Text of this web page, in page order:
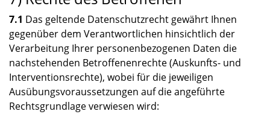
7.1 Das geltende Datenschutzrecht gewährt Ihnen
gegenüber dem Verantwortlichen hinsichtlich der
Verarbeitung Ihrer personenbezogenen Daten die
nachstehenden Betroffenenrechte (Auskunfts- und
Interventionsrechte), wobei für die jeweiligen
Ausübungsvoraussetzungen auf die angeführte
Rechtsgrundlage verwiesen wird: